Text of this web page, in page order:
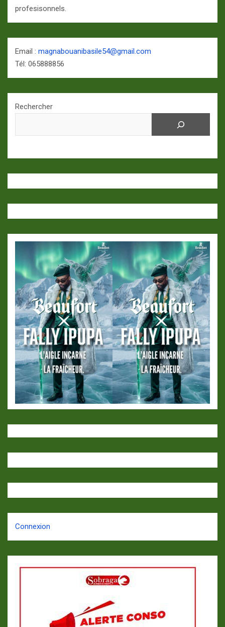
profesisonnels.
Email : magnabouanibasile54@gmail.com
Tél: 065888856
Rechercher
Connexion